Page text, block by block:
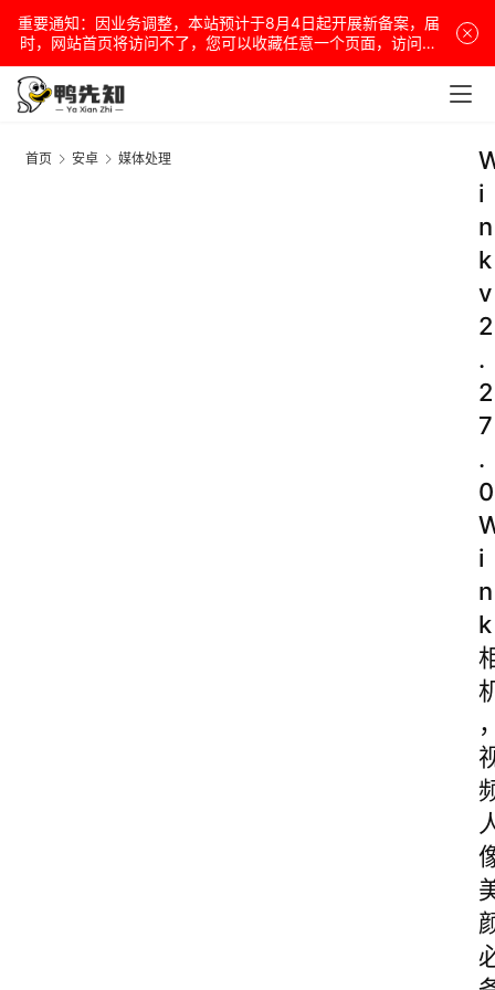
重要通知：因业务调整，本站预计于8月4日起开展新备案，届
时，网站首页将访问不了，您可以收藏任意一个页面，访问网
站！
首页 安卓 媒体处理
i
n
k
v
2
.
2
7
.
0
i
n
k